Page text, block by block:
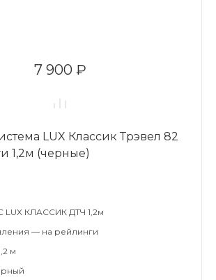
7 900 ₽
LUX Классик Трэвел 82
1,2м (черные)
LUX КЛАССИК ДТЧ 1,2м
— на рейлинги
м